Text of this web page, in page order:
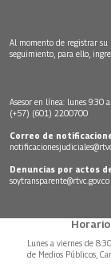
Al momento de registrar su
seguimiento, para ello,
Asesor en línea: lunes 9:30
(+57) (601) 2200700
Correo de
Denuncias por actos
soytransparente@rtvc.gov.co
Lunes a viernes de
de Medios Públicos,